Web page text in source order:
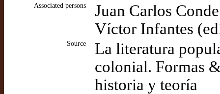
Associated persons
Juan Carlos
Víctor Infantes
Source
La literatura
colonial. Formas
historia y teoría